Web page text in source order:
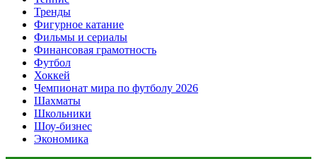
Тренды
Фигурное катание
Фильмы и сериалы
Финансовая грамотность
Футбол
Хоккей
Чемпионат мира по футболу 2026
Шахматы
Школьники
Шоу-бизнес
Экономика